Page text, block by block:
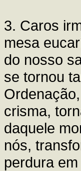
3. Caros
mesa
do nosso
se tornou
crisma,
daquele
nós,
perdura